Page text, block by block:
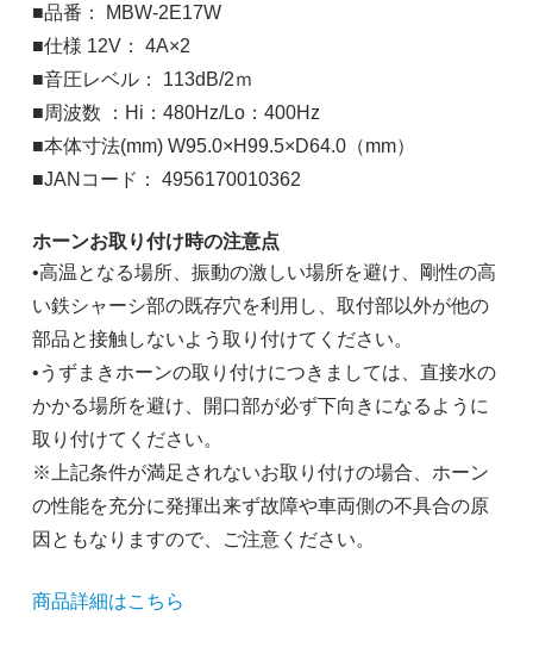
■品番： MBW-2E17W
■仕様 12V： 4A×2
■音圧レベル： 113dB/2ｍ
■周波数 ：Hi：480Hz/Lo：400Hz
■本体寸法(mm) W95.0×H99.5×D64.0（mm）
■JANコード： 4956170010362
ホーンお取り付け時の注意点
•高温となる場所、振動の激しい場所を避け、剛性の高
い鉄シャーシ部の既存穴を利用し、取付部以外が他の
部品と接触しないよう取り付けてください。
•うずまきホーンの取り付けにつきましては、直接水の
かかる場所を避け、開口部が必ず下向きになるように
取り付けてください。
※上記条件が満足されないお取り付けの場合、ホーン
の性能を充分に発揮出来ず故障や車両側の不具合の原
因ともなりますので、ご注意ください。
商品詳細はこちら